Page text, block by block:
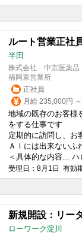
ルート営業正社
半田
株式会社 中京医薬品
福岡東営業所
正社員
月給 235,000円
地域の既存のお客様
をする仕事です
定期的に訪問し、
ＡＩには出来ないふ
＜具体的な内容... ハ
受理日：8月1日 有効
新規開設：リー
ローワーク淀川